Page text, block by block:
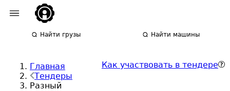
Найти грузы Найти машины
Главная
Тендеры
Разный
Как участвовать в тендере